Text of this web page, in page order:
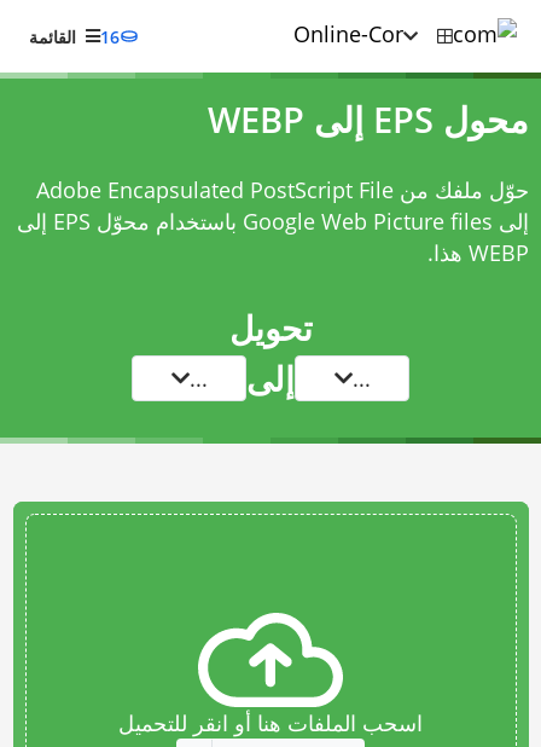
16 القائمة
محول EPS إلى WEBP
حوّل ملفك من Adobe Encapsulated PostScript File
إلى Google Web Picture files باستخدام
محوّل EPS إلى
WEBPهذا.
تحويل
... إلى ...
اسحب الملفات هنا أو انقر للتحميل